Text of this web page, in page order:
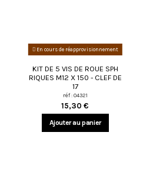
En cours de réapprovisionnement
KIT DE 5 VIS DE ROUE SPH
RIQUES M12 X 150 - CLEF DE
17
réf : 04321
15,30 €
Ajouter au panier